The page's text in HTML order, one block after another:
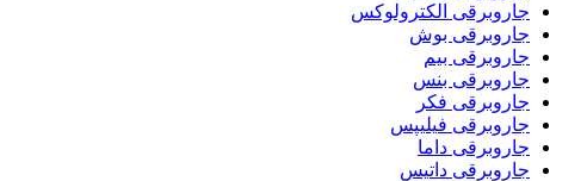
جاروبرقی الکترولوکس
جاروبرقی بوش
جاروبرقی بیم
جاروبرقی بنس
جاروبرقی فکر
جاروبرقی فیلیپس
جاروبرقی داما
جاروبرقی داتیس